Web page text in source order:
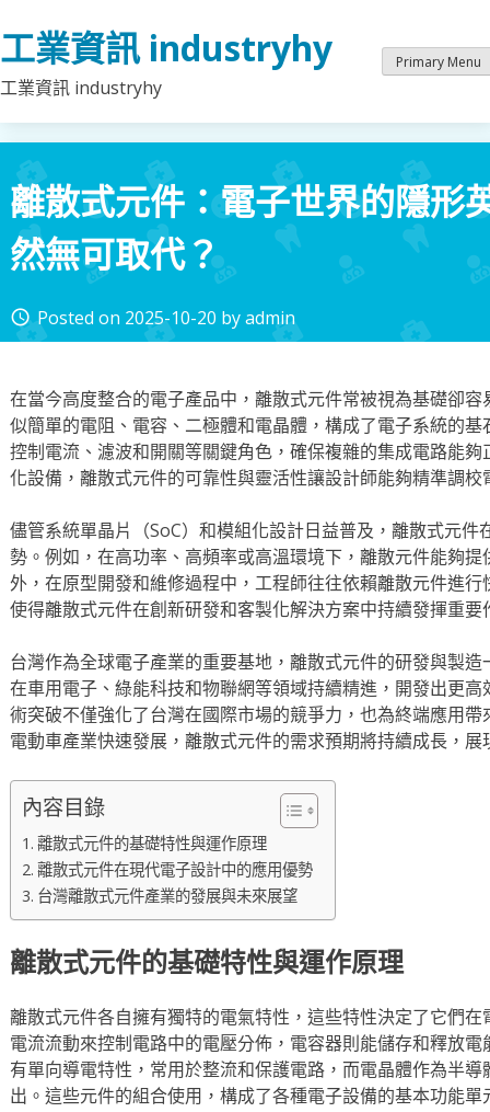
to
content
工業資訊 industryhy
工業資訊 industryhy
Primary Menu
離散式元件：電子世界的隱形
然無可取代？
access_time Posted on 2025-10-20 byadmin
在當今高度整合的電子產品中，離散式元件常被視為基礎卻
似簡單的電阻、電容、二極體和電晶體，構成了電子系統的
控制電流、濾波和開關等關鍵角色，確保複雜的集成電路能
化設備，離散式元件的可靠性與靈活性讓設計師能夠精準調
儘管系統單晶片（SoC）和模組化設計日益普及，離散式元
勢。例如，在高功率、高頻率或高溫環境下，離散元件能夠
外，在原型開發和維修過程中，工程師往往依賴離散元件進
使得離散式元件在創新研發和客製化解決方案中持續發揮重要
台灣作為全球電子產業的重要基地，離散式元件的研發與製
在車用電子、綠能科技和物聯網等領域持續精進，開發出更
術突破不僅強化了台灣在國際市場的競爭力，也為終端應用
電動車產業快速發展，離散式元件的需求預期將持續成長，
內容目錄
離散式元件的基礎特性與運作原理
離散式元件在現代電子設計中的應用優勢
台灣離散式元件產業的發展與未來展望
離散式元件的基礎特性與運作原理
離散式元件各自擁有獨特的電氣特性，這些特性決定了它們
電流流動來控制電路中的電壓分佈，電容器則能儲存和釋放
有單向導電特性，常用於整流和保護電路，而電晶體作為半
出。這些元件的組合使用，構成了各種電子設備的基本功能單